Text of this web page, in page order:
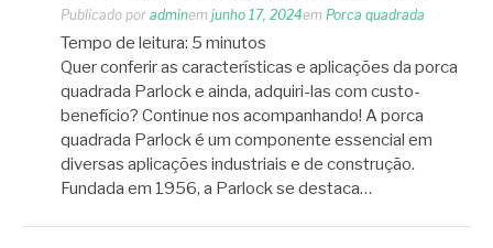
Publicado por adminem junho 17, 2024em Porca quadrada
Tempo de leitura: 5 minutos
Quer conferir as características e aplicações da porca
quadrada Parlock e ainda, adquiri-las com custo-
benefício? Continue nos acompanhando! A porca
quadrada Parlock é um componente essencial em
diversas aplicações industriais e de construção.
Fundada em 1956, a Parlock se destaca…